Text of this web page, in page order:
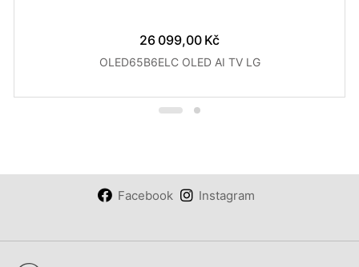
26 099,00 Kč
OLED65B6ELC OLED AI TV LG
Facebook Instagram